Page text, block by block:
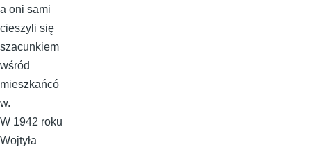
a oni sami
cieszyli się
szacunkiem
wśród
mieszkańcó
w.
W 1942 roku
Wojtyła